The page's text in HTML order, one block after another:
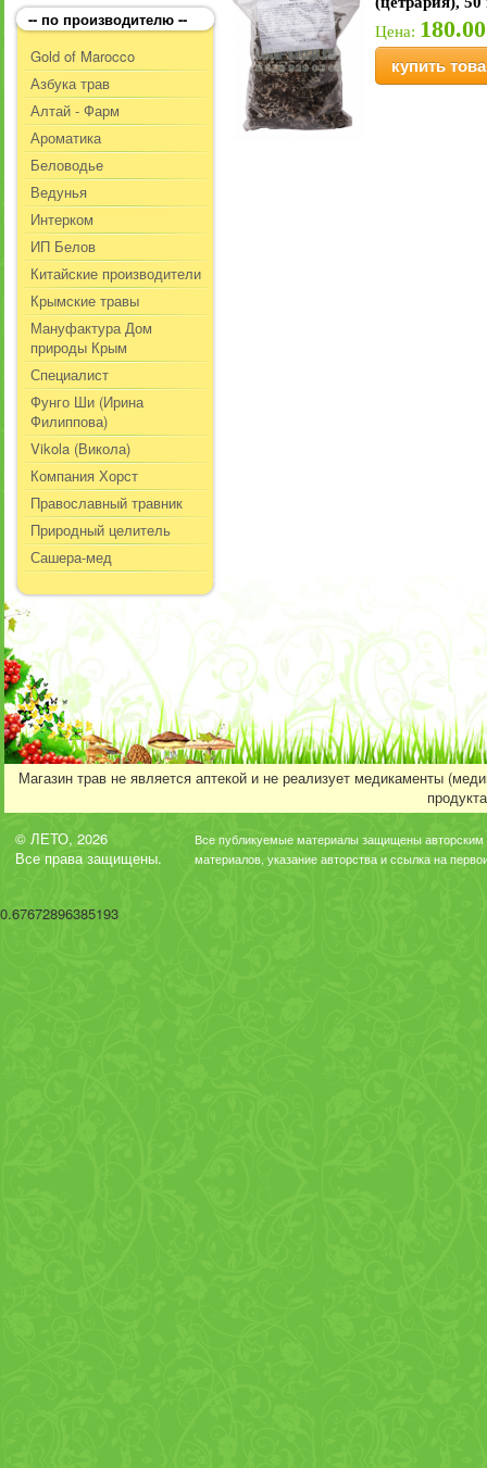
-- по производителю --
Gold of Marocco
Азбука трав
Алтай - Фарм
Ароматика
Беловодье
Ведунья
Интерком
ИП Белов
Китайские производители
Крымские травы
Мануфактура Дом
природы Крым
Специалист
Фунго Ши (Ирина
Филиппова)
Vikola (Викола)
Компания Хорст
Православный травник
Природный целитель
Сашера-мед
Цена:
купить
Магазин трав не является аптекой и не реализует медикаменты
© ЛЕТО, 2026
Все права защищены.
Все публикуемые материалы защищены авторским
материалов, указание авторства и ссылка на
0.67672896385193